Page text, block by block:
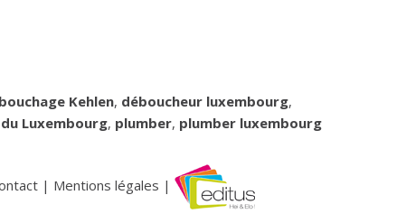
Kehlen, déboucheur luxembourg,
Luxembourg, plumber, plumber luxembourg
| Mentions légales |